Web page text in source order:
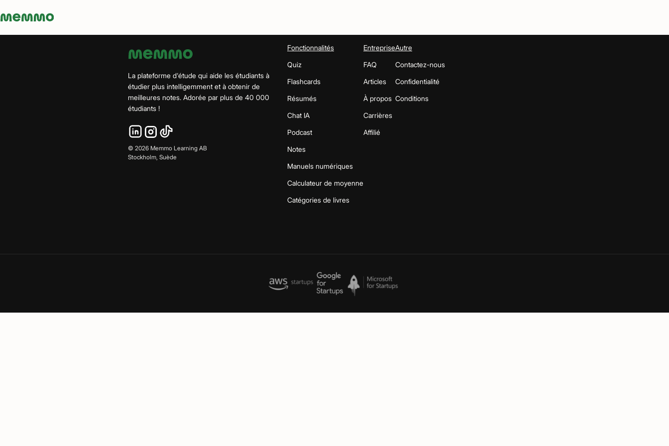
Memmo - AI-verktyg och digital kurslitteratur
La plateforme d'étude qui aide les étudiants à
étudier plus intelligemment et à obtenir de
meilleures notes. Adorée par plus de 40 000
étudiants !
© 2026 Memmo Learning AB
Stockholm, Suède
Fonctionnalités
Quiz
Flashcards
Résumés
Chat IA
Podcast
Notes
Manuels numériques
Calculateur de moyenne
Catégories de livres
Entreprise
FAQ
Articles
À propos
Carrières
Affilié
Autre
Contactez-nous
Confidentialité
Conditions